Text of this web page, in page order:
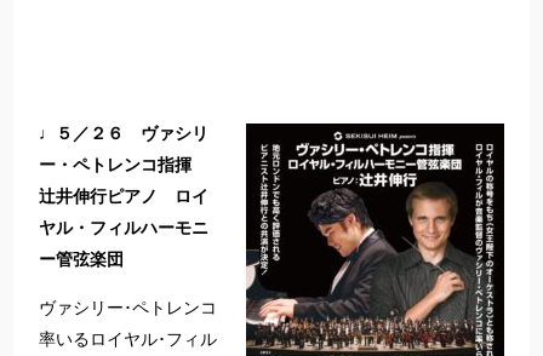
♩５／２６ ヴァシリ
ー・ペトレンコ指揮
辻井伸行ピアノ ロイ
ヤル・フィルハーモニ
ー管弦楽団
ヴァシリー･ペトレンコ
率いるロイヤル･フィル